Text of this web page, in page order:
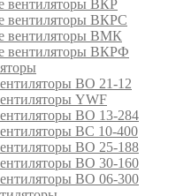
ВКР
ВКРС
вентиляторы ВМК
вентиляторы ВКРФ
ВО 21-12
YWF
ВО 13-284
ВС 10-400
ВО 25-188
ВО 30-160
ВО 06-300